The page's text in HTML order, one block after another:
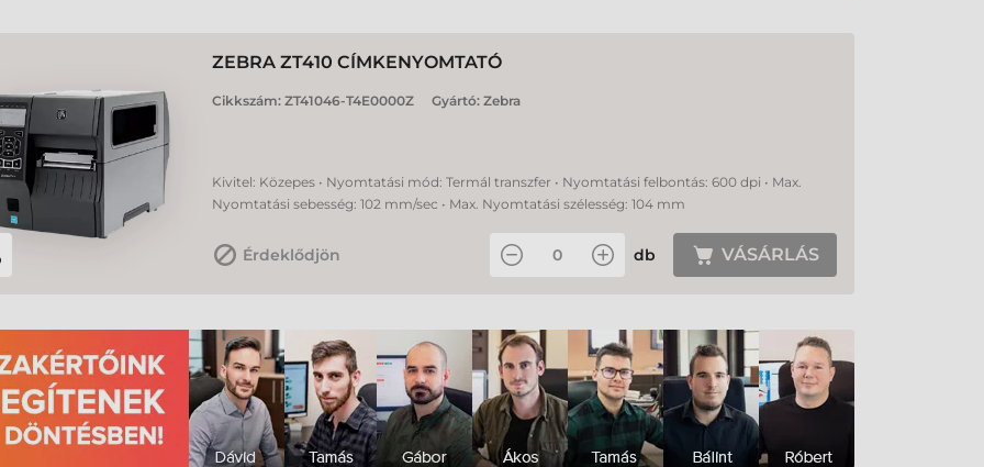
ZEBRA ZT410 CÍMKENYOMTATÓ
Cikkszám: ZT41046-T4E0000Z Gyártó: Zebra
Kivitel: Közepes • Nyomtatási mód: Termál transzfer • Nyomtatási felbontás: 600 dpi • Max.
Nyomtatási sebesség: 102 mm/sec • Max. Nyomtatási szélesség: 104 mm
Érdeklődjön db VÁSÁRLÁS